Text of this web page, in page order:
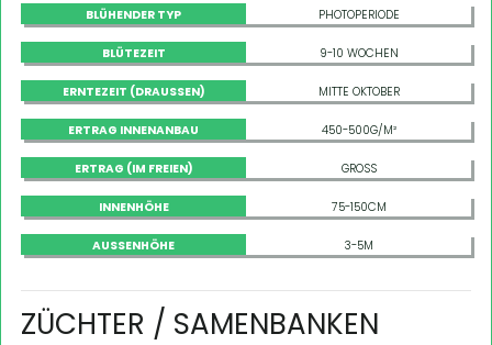
BLÜHENDER TYP PHOTOPERIODE
BLÜTEZEIT 9-10 WOCHEN
ERNTEZEIT (DRAUSSEN) MITTE OKTOBER
ERTRAG INNENANBAU 450-500G/M²
ERTRAG (IM FREIEN) GROSS
INNENHÖHE 75-150CM
AUSSENHÖHE 3-5M
ZÜCHTER / SAMENBANKEN